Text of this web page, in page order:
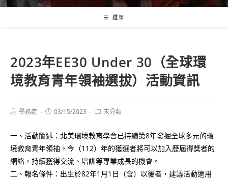
選單
2023年EE30 Under 30（全球環
境教育青年領袖選拔）活動資訊
Post學務處
Post03/15/2023
Post未分類
一、活動簡述：北美環境教育學會已持續第8年發掘全球多元的環
境教育青年領袖。今（112）年的獲選者將可以加入歷屆得獎者的
網絡，持續獲得交流、培訓等專業成長的機會。
二、報名條件：出生於82年1月1日（含）以後者，建議活動適用